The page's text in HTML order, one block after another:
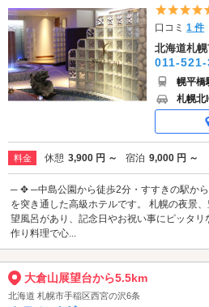
口コミ1 件
北海道札
011-
幌平橋
札幌北
料金 休憩 3,900 円 ～ 宿泊 9,000 円 ～
─ ✥ ─中島公園から徒歩2分・すすきの駅か
を突き通した高級ホテルです。 札幌の夜景
望風呂があり、記念日やお祝い事にピッタ
作り料理で心...
大倉山展望台から5.5km
北海道 札幌市手稲区西宮の沢6条